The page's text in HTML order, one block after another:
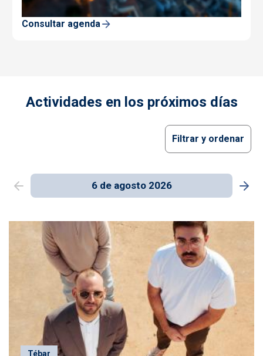
Consultar agenda
Actividades en los próximos días
6 de agosto 2026
Filtrar y ordenar
Tébar